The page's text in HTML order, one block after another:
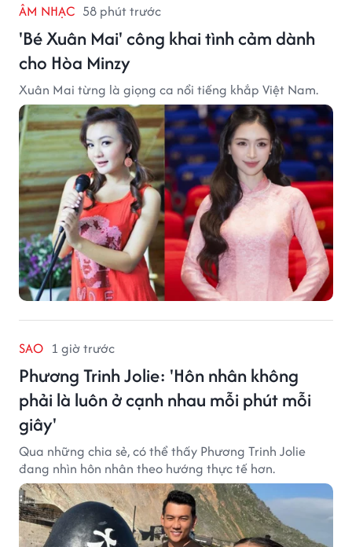
ÂM NHẠC 58 phút trước
'Bé Xuân Mai' công khai tình cảm dành
cho Hòa Minzy
Xuân Mai từng là giọng ca nổi tiếng khắp Việt Nam.
SAO 1 giờ trước
Phương Trinh Jolie: 'Hôn nhân không
phải là luôn ở cạnh nhau mỗi phút mỗi
giây'
Qua những chia sẻ, có thể thấy Phương Trinh Jolie
đang nhìn hôn nhân theo hướng thực tế hơn.